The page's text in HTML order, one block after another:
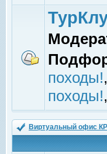
походы!,
походы!,
Виртуальный офис